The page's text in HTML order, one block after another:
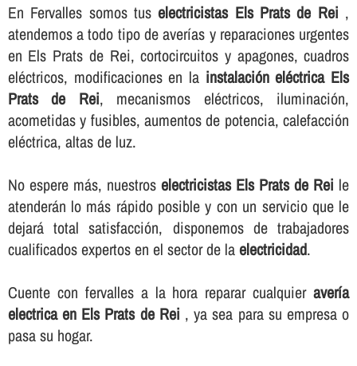
En Fervalles somos tuselectricistas Els Prats de Rei ,
atendemos a todo tipo de averí­as y reparaciones urgentes
en Els Prats de Rei, cortocircuitos y apagones, cuadros
eléctricos, modificaciones en la instalación eléctrica Els
Prats de Rei, mecanismos eléctricos, iluminación,
acometidas y fusibles, aumentos de potencia, calefacción
eléctrica, altas de luz.
No espere más, nuestros electricistas Els Prats de Rei le
atenderán lo más rápido posible y con un servicio que le
dejará total satisfacción, disponemos de trabajadores
cualificados expertos en el sector de laelectricidad.
Cuente con fervalles a la hora reparar cualquieraverí­a
electrica en Els Prats de Rei , ya sea para su empresa o
pasa su hogar.